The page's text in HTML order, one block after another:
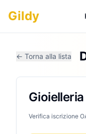
Gildy
← Torna alla lista
Verifica iscrizione